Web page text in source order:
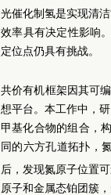
光催化制氢是实现清
效率具有决定性影响
定位点仍具有挑战。
共价有机框架因其可
想平台。本工作中，
甲基化合物的组合，
同的六方孔道拓扑，
后，发现氮原子位置
原子和金属态铂团簇